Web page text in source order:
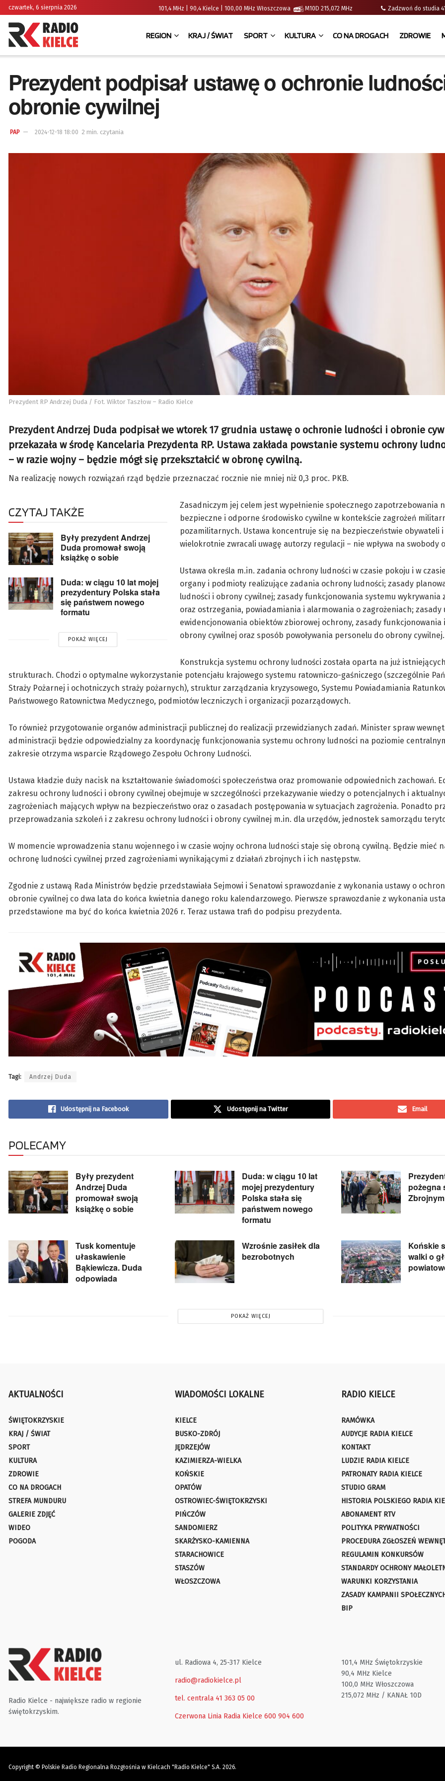
czwartek, 6 sierpnia 2026 101,4 MHz | 90,4 Kielce | 100,00 MHz Włoszczowa M10D 215,072 MHz Zadzwoń do
REGION KRAJ / ŚWIAT SPORT KULTURA CO NA DROGACH ZDROWIE
Prezydent podpisał ustawę o ochronie
obronie cywilnej
PAP 2024-12-18 18:00 2 min. czytania
Prezydent RP Andrzej Duda / Fot. Wiktor Taszłow – Radio Kielce
Prezydent Andrzej Duda podpisał we wtorek 17 grudnia ustawę o ochronie ludności i obronie
przekazała w środę Kancelaria Prezydenta RP. Ustawa zakłada powstanie systemu ochrony
– w razie wojny – będzie mógł się przekształcić w obronę cywilną.
Na realizację nowych rozwiązań rząd będzie przeznaczać rocznie nie mniej niż 0,3 proc. PKB.
CZYTAJ TAKŻE
Były prezydent Andrzej
Duda promował swoją
książkę o sobie
Duda: w ciągu 10 lat mojej
prezydentury Polska stała
się państwem nowego
formatu
POKAŻ WIĘCEJ
Zasadniczym jej celem jest wypełnienie społecznego zapotrzebowania
bezpieczne i odporne środowisko cywilne w kontekście zagrożeń
pozamilitarnych. Ustawa koncentruje się na bezpieczeństwie obywateli
wielokrotnie zwracali uwagę autorzy regulacji – nie wpływa na swobody
Ustawa określa m.in. zadania ochrony ludności w czasie pokoju i w
organy i podmioty realizujące zadania ochrony ludności; zasady
ludności i obrony cywilnej; zasady funkcjonowania systemu wykrywania
oraz ostrzegania, powiadamiania i alarmowania o zagrożeniach; zasady
ewidencjonowania obiektów zbiorowej ochrony, zasady funkcjonowania
obrony cywilnej oraz sposób powoływania personelu do obrony cywilnej.
Konstrukcja systemu ochrony ludności została oparta na już
strukturach. Chodzi o optymalne wykorzystanie potencjału krajowego systemu ratowniczo-gaśniczego (szczególnie
Straży Pożarnej i ochotniczych straży pożarnych), struktur zarządzania kryzysowego, Systemu Powiadamiania
Państwowego Ratownictwa Medycznego, podmiotów leczniczych i organizacji pozarządowych.
To również przygotowanie organów administracji publicznej do realizacji przewidzianych zadań. Minister spraw
administracji będzie odpowiedzialny za koordynację funkcjonowania systemu ochrony ludności na poziomie
zakresie otrzyma wsparcie Rządowego Zespołu Ochrony Ludności.
Ustawa kładzie duży nacisk na kształtowanie świadomości społeczeństwa oraz promowanie odpowiednich zachowań.
zakresu ochrony ludności i obrony cywilnej obejmuje w szczególności przekazywanie wiedzy o potencjalnych i
zagrożeniach mających wpływ na bezpieczeństwo oraz o zasadach postępowania w sytuacjach zagrożenia. Ponadto
przeprowadzania szkoleń i z zakresu ochrony ludności i obrony cywilnej m.in. dla urzędów, jednostek samorządu
W momencie wprowadzenia stanu wojennego i w czasie wojny ochrona ludności staje się obroną cywilną. Będzie mieć
ochronę ludności cywilnej przed zagrożeniami wynikającymi z działań zbrojnych i ich następstw.
Zgodnie z ustawą Rada Ministrów będzie przedstawiała Sejmowi i Senatowi sprawozdanie z wykonania ustawy o
obronie cywilnej co dwa lata do końca kwietnia danego roku kalendarzowego. Pierwsze sprawozdanie z wykonania
przedstawione ma być do końca kwietnia 2026 r. Teraz ustawa trafi do podpisu prezydenta.
Tagi: Andrzej Duda
Udostępnij na Facebook Udostępnij na Twitter Email
POLECAMY
Były prezydent
Andrzej Duda
promował swoją
książkę o sobie
Duda: w ciągu 10 lat
mojej prezydentury
Polska stała się
państwem nowego
formatu
pożegna
Tusk komentuje
ułaskawienie
Bąkiewicza. Duda
odpowiada
Wzrośnie zasiłek dla
bezrobotnych
Końskie
walki o
POKAŻ WIĘCEJ
AKTUALNOŚCI
ŚWIĘTOKRZYSKIE
KRAJ / ŚWIAT
SPORT
KULTURA
ZDROWIE
CO NA DROGACH
STREFA MUNDURU
GALERIE ZDJĘĆ
WIDEO
POGODA
WIADOMOŚCI LOKALNE
KIELCE
BUSKO-ZDRÓJ
JĘDRZEJÓW
KAZIMIERZA-WIELKA
KOŃSKIE
OPATÓW
OSTROWIEC-ŚWIĘTOKRZYSKI
PIŃCZÓW
SANDOMIERZ
SKARŻYSKO-KAMIENNA
STARACHOWICE
STASZÓW
WŁOSZCZOWA
RADIO KIELCE
RAMÓWKA
AUDYCJE RADIA KIELCE
KONTAKT
LUDZIE RADIA KIELCE
PATRONATY RADIA KIELCE
STUDIO GRAM
HISTORIA POLSKIEGO RADIA
ABONAMENT RTV
POLITYKA PRYWATNOŚCI
PROCEDURA ZGŁOSZEŃ
REGULAMIN KONKURSÓW
STANDARDY OCHRONY
WARUNKI KORZYSTANIA
ZASADY KAMPANII
BIP
Radio Kielce - największe radio w regionie
świętokrzyskim.
ul. Radiowa 4, 25-317 Kielce
radio@radiokielce.pl
tel. centrala 41 363 05 00
Czerwona Linia Radia Kielce 600 904 600
101,4 MHz Świętokrzyskie
90,4 MHz Kielce
100,0 MHz Włoszczowa
215,072 MHz / KANAŁ 10D
Copyright © Polskie Radio Regionalna Rozgłośnia w Kielcach "Radio Kielce" S.A. 2026.